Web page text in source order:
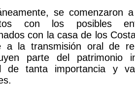
se comenzaron
con los posibles
con la casa de los
a la transmisión oral de
parte del patrimonio
de tanta importancia y